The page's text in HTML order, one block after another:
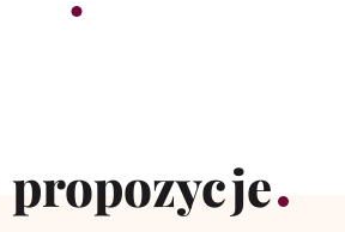
propozycje